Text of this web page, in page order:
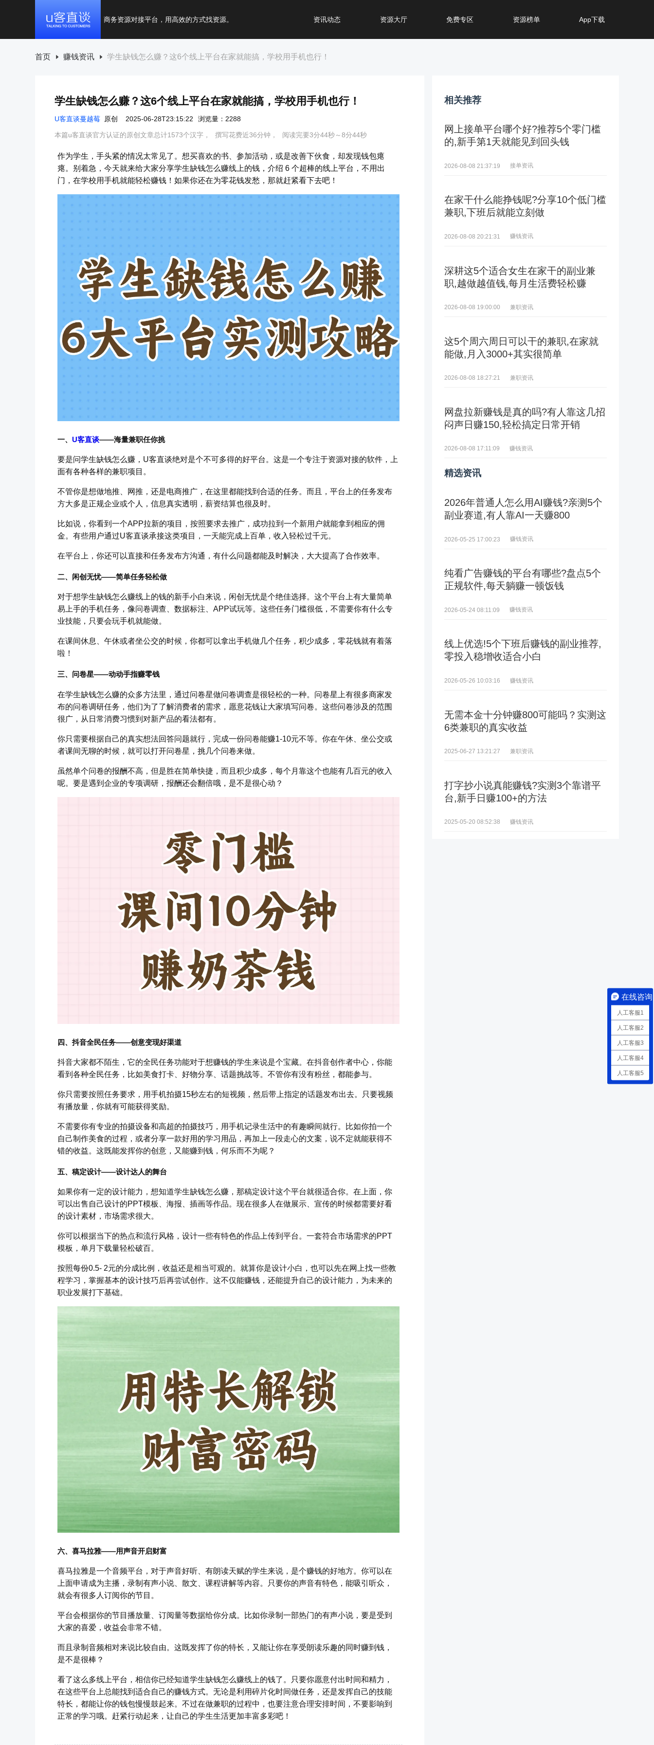
商务资源对接平台，用高效的方式找资源。 资讯动态 资源大厅 免费专区 资源榜单 App下载
首页 赚钱资讯 学生缺钱怎么赚？这6个线上平台在家就能搞，学校用手机也行！
学生缺钱怎么赚？这6个线上平台在家就能搞，学校用手机也行！
U客直谈蔓越莓 原创 2025-06-28T23:15:22 浏览量：2288
本篇u客直谈官方认证的原创文章总计1573个汉字， 撰写花费近36分钟， 阅读完要3分44秒～8分44秒
作为学生，手头紧的情况太常见了。想买喜欢的书、参加活动，或是改善下伙食，却发现钱包瘪
瘪。别着急，今天就来给大家分享学生缺钱怎么赚线上的钱，介绍 6 个超棒的线上平台，不用出
门，在学校用手机就能轻松赚钱！如果你还在为零花钱发愁，那就赶紧看下去吧！
一、 U客直谈——海量兼职任你挑
要是问学生缺钱怎么赚，U客直谈绝对是个不可多得的好平台。这是一个专注于资源对接的软件，上
面有各种各样的兼职项目。
不管你是想做地推、网推，还是电商推广，在这里都能找到合适的任务。而且，平台上的任务发布
方大多是正规企业或个人，信息真实透明，薪资结算也很及时。
比如说，你看到一个APP拉新的项目，按照要求去推广，成功拉到一个新用户就能拿到相应的佣
金。有些用户通过U客直谈承接这类项目，一天能完成上百单，收入轻松过千元。
在平台上，你还可以直接和任务发布方沟通，有什么问题都能及时解决，大大提高了合作效率。
二、闲创无忧——简单任务轻松做
对于想学生缺钱怎么赚线上的钱的新手小白来说，闲创无忧是个绝佳选择。这个平台上有大量简单
易上手的手机任务，像问卷调查、数据标注、APP试玩等。这些任务门槛很低，不需要你有什么专
业技能，只要会玩手机就能做。
在课间休息、午休或者坐公交的时候，你都可以拿出手机做几个任务，积少成多，零花钱就有着落
啦！
三、问卷星——动动手指赚零钱
在学生缺钱怎么赚的众多方法里，通过问卷星做问卷调查是很轻松的一种。问卷星上有很多商家发
布的问卷调研任务，他们为了了解消费者的需求，愿意花钱让大家填写问卷。这些问卷涉及的范围
很广，从日常消费习惯到对新产品的看法都有。
你只需要根据自己的真实想法回答问题就行，完成一份问卷能赚1-10元不等。你在午休、坐公交或
者课间无聊的时候，就可以打开问卷星，挑几个问卷来做。
虽然单个问卷的报酬不高，但是胜在简单快捷，而且积少成多，每个月靠这个也能有几百元的收入
呢。要是遇到企业的专项调研，报酬还会翻倍哦，是不是很心动？
四、抖音全民任务——创意变现好渠道
抖音大家都不陌生，它的全民任务功能对于想赚钱的学生来说是个宝藏。在抖音创作者中心，你能
看到各种全民任务，比如美食打卡、好物分享、话题挑战等。不管你有没有粉丝，都能参与。
你只需要按照任务要求，用手机拍摄15秒左右的短视频，然后带上指定的话题发布出去。只要视频
有播放量，你就有可能获得奖励。
不需要你有专业的拍摄设备和高超的拍摄技巧，用手机记录生活中的有趣瞬间就行。比如你拍一个
自己制作美食的过程，或者分享一款好用的学习用品，再加上一段走心的文案，说不定就能获得不
错的收益。这既能发挥你的创意，又能赚到钱，何乐而不为呢？
五、稿定设计——设计达人的舞台
如果你有一定的设计能力，想知道学生缺钱怎么赚，那稿定设计这个平台就很适合你。在上面，你
可以出售自己设计的PPT模板、海报、插画等作品。现在很多人在做展示、宣传的时候都需要好看
的设计素材，市场需求很大。
你可以根据当下的热点和流行风格，设计一些有特色的作品上传到平台。一套符合市场需求的PPT
模板，单月下载量轻松破百。
按照每份0.5- 2元的分成比例，收益还是相当可观的。就算你是设计小白，也可以先在网上找一些教
程学习，掌握基本的设计技巧后再尝试创作。这不仅能赚钱，还能提升自己的设计能力，为未来的
职业发展打下基础。
六、喜马拉雅——用声音开启财富
喜马拉雅是一个音频平台，对于声音好听、有朗读天赋的学生来说，是个赚钱的好地方。你可以在
上面申请成为主播，录制有声小说、散文、课程讲解等内容。只要你的声音有特色，能吸引听众，
就会有很多人订阅你的节目。
平台会根据你的节目播放量、订阅量等数据给你分成。比如你录制一部热门的有声小说，要是受到
大家的喜爱，收益会非常不错。
而且录制音频相对来说比较自由。这既发挥了你的特长，又能让你在享受朗读乐趣的同时赚到钱，
是不是很棒？
看了这么多线上平台，相信你已经知道学生缺钱怎么赚线上的钱了。只要你愿意付出时间和精力，
在这些平台上总能找到适合自己的赚钱方式。无论是利用碎片化时间做任务，还是发挥自己的技能
特长，都能让你的钱包慢慢鼓起来。不过在做兼职的过程中，也要注意合理安排时间，不要影响到
正常的学习哦。赶紧行动起来，让自己的学生生活更加丰富多彩吧！
相关推荐
网上接单平台哪个好?推荐5个零门槛
的,新手第1天就能见到回头钱
2026-08-08 21:37:19 接单资讯
在家干什么能挣钱呢?分享10个低门槛
兼职,下班后就能立刻做
2026-08-08 20:21:31 赚钱资讯
深耕这5个适合女生在家干的副业兼
职,越做越值钱,每月生活费轻松赚
2026-08-08 19:00:00 兼职资讯
这5个周六周日可以干的兼职,在家就
能做,月入3000+其实很简单
2026-08-08 18:27:21 兼职资讯
网盘拉新赚钱是真的吗?有人靠这几招
闷声日赚150,轻松搞定日常开销
2026-08-08 17:11:09 赚钱资讯
精选资讯
2026年普通人怎么用AI赚钱?亲测5个
副业赛道,有人靠AI一天赚800
2026-05-25 17:00:23 赚钱资讯
纯看广告赚钱的平台有哪些?盘点5个
正规软件,每天躺赚一顿饭钱
2026-05-24 08:11:09 赚钱资讯
线上优选!5个下班后赚钱的副业推荐,
零投入稳增收适合小白
2026-05-26 10:03:16 赚钱资讯
无需本金十分钟赚800可能吗？实测这
6类兼职的真实收益
2025-06-27 13:21:27 兼职资讯
打字抄小说真能赚钱?实测3个靠谱平
台,新手日赚100+的方法
2025-05-20 08:52:38 赚钱资讯
在线咨询
人工客服1
人工客服2
人工客服3
人工客服4
人工客服5